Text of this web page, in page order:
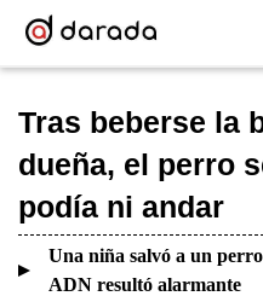
Tras beberse la
dueña, el perro
podía ni andar
Una niña salvó a un
ADN resultó alarmante